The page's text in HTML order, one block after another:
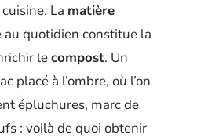
La matière
au quotidien constitue la
lecompost. Un
placé à l’ombre, où l’on
épluchures, marc de
: voilà de quoi obtenir